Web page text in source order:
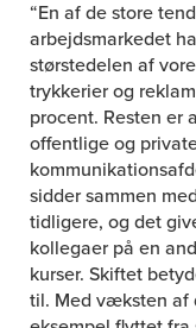
“En af de store
arbejdsmarkedet
størstedelen af
trykkerier og
procent. Resten er
offentlige og
sidder sammen
tidligere, og det
kollegaer på en
kurser. Skiftet
til. Med væksten af